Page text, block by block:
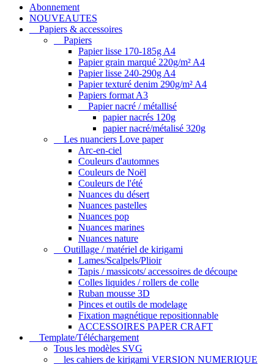
Abonnement
NOUVEAUTES
Papiers & accessoires
Papiers
Papier lisse 170-185g A4
Papier grain marqué 220g/m² A4
Papier lisse 240-290g A4
Papier texturé denim 290g/m² A4
Papiers format A3
Papier nacré / métallisé
papier nacrés 120g
papier nacré/métalisé 320g
Les nuanciers Love paper
Arc-en-ciel
Couleurs d'automnes
Couleurs de Noël
Couleurs de l'été
Nuances du désert
Nuances pastelles
Nuances pop
Nuances marines
Nuances nature
Outillage / matériel de kirigami
Lames/Scalpels/Plioir
Tapis / massicots/ accessoires de découpe
Colles liquides / rollers de colle
Ruban mousse 3D
Pinces et outils de modelage
Fixation magnétique repositionnable
ACCESSOIRES PAPER CRAFT
Template/Téléchargement
Tous les modèles SVG
les cahiers de kirigami VERSION NUMERIQUE